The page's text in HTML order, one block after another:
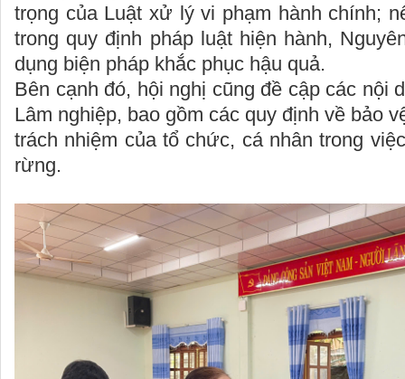
trọng của Luật xử lý vi phạm hành chính;
trong quy định pháp luật hiện hành,
dụng biện pháp khắc phục hậu quả.
Bên cạnh đó, hội nghị cũng đề cập các nội
Lâm nghiệp, bao gồm các quy định về bảo
trách nhiệm của tổ chức, cá nhân trong
rừng.